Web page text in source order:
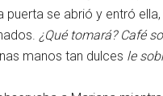
puerta se abrió y entró
¿Qué tomará? Café
manos tan dulces le